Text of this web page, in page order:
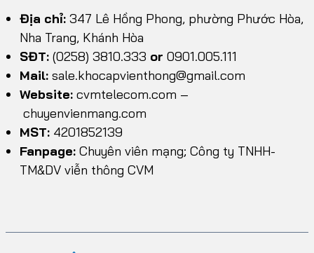
Địa chỉ: 347 Lê Hồng Phong, phường Phước Hòa,
Nha Trang, Khánh Hòa
SĐT: (0258) 3810.333 or 0901.005.111
Mail: sale.khocapvienthong@gmail.com
Website: cvmtelecom.com –
chuyenvienmang.com
MST: 4201852139
Fanpage: Chuyên viên mạng; Công ty TNHH-
TM&DV viễn thông CVM